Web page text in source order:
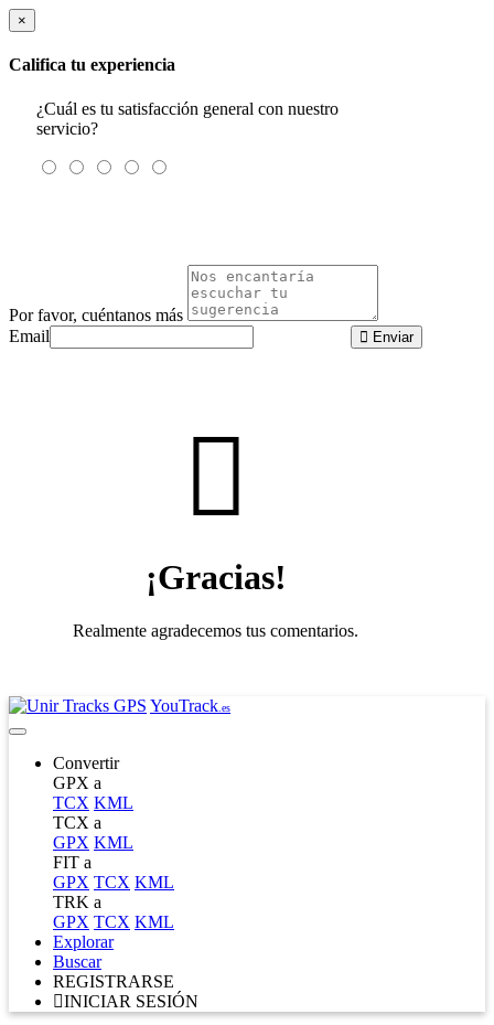
×
Califica tu experiencia
¿Cuál es tu satisfacción general con nuestro
servicio?
Por favor, cuéntanos más
Email
Enviar
¡Gracias!
Realmente agradecemos tus comentarios.
YouTrack.es
Convertir
GPX a
TCX KML
TCX a
GPX KML
FIT a
GPX TCX KML
TRK a
GPX TCX KML
Explorar
Buscar
REGISTRARSE
INICIAR SESIÓN